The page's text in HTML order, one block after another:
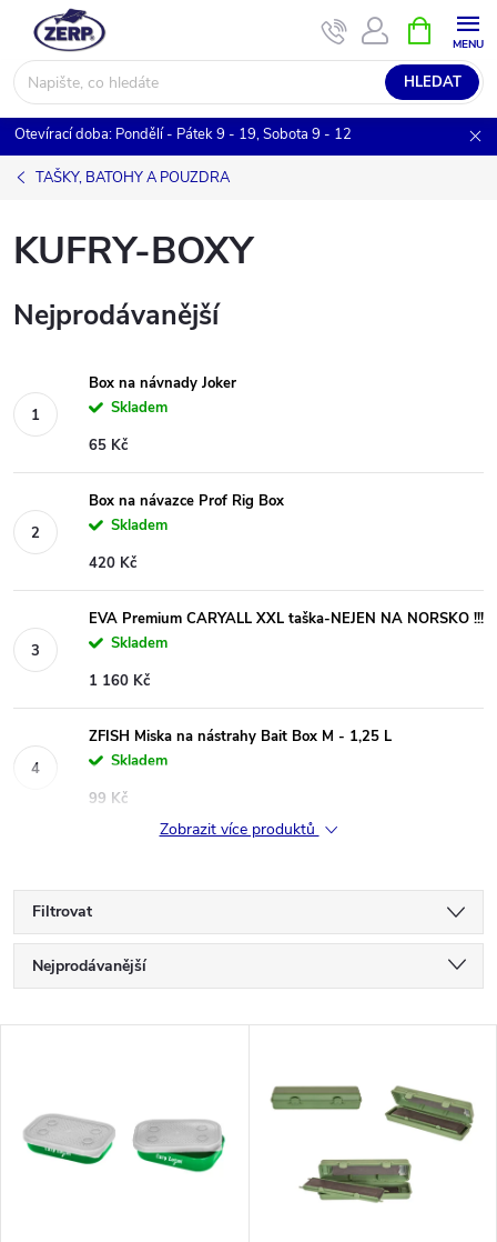
obsah
HLEDAT
NÁKUPNÍ
KOŠÍK
Otevírací doba: Pondělí - Pátek 9 - 19, Sobota 9 - 12
TAŠKY, BATOHY A POUZDRA
KUFRY-BOXY
Nejprodávanější
Box na návnady Joker
Skladem
65 Kč
Box na návazce Prof Rig Box
Skladem
420 Kč
EVA Premium CARYALL XXL taška-NEJEN NA NORSKO !!!
Skladem
1 160 Kč
ZFISH Miska na nástrahy Bait Box M - 1,25 L
Skladem
99 Kč
Zobrazit více produktů
Filtrovat
Ř
a
e
Nejprodávanější
ý
p